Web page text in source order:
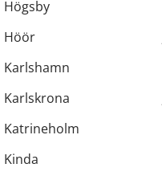
Högsby
Höör
Karlshamn
Karlskrona
Katrineholm
Kinda